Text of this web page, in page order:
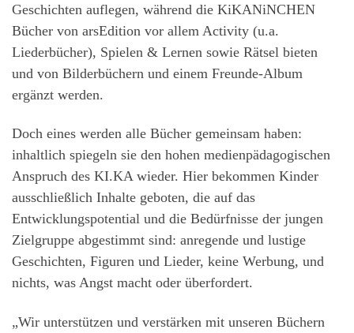
Geschichten auflegen, während die KiKANiNCHEN
Bücher von arsEdition vor allem Activity (u.a.
Liederbücher), Spielen & Lernen sowie Rätsel bieten
und von Bilderbüchern und einem Freunde-Album
ergänzt werden.
Doch eines werden alle Bücher gemeinsam haben:
inhaltlich spiegeln sie den hohen medienpädagogischen
Anspruch des KI.KA wieder. Hier bekommen Kinder
ausschließlich Inhalte geboten, die auf das
Entwicklungspotential und die Bedürfnisse der jungen
Zielgruppe abgestimmt sind: anregende und lustige
Geschichten, Figuren und Lieder, keine Werbung, und
nichts, was Angst macht oder überfordert.
„Wir unterstützen und verstärken mit unseren Büchern